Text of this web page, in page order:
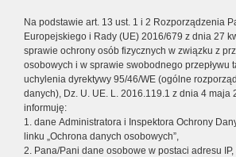
Na podstawie art. 13 ust. 1 i 2 Rozporządzenia
Europejskiego i Rady (UE) 2016/679 z dnia 27
sprawie ochrony osób fizycznych w związku z
osobowych i w sprawie swobodnego przepływu
uchylenia dyrektywy 95/46/WE (ogólne
danych), Dz. U. UE. L. 2016.119.1 z dnia 4 maja
informuję:
1. dane Administratora i Inspektora Ochrony
linku „Ochrona danych osobowych”,
2. Pana/Pani dane osobowe w postaci adresu